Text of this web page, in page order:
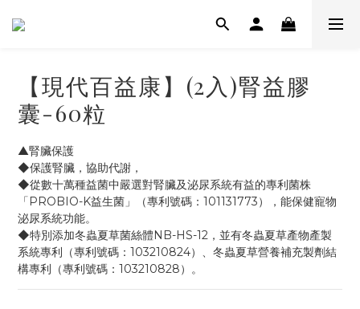
【現代百益康】(2入)腎益膠
囊-60粒
▲腎臟保護
◆保護腎臟，協助代謝，
◆從數十萬種益菌中嚴選對腎臟及泌尿系統有益的專利菌株
「PROBIO-K益生菌」（專利號碼：101131773），能保健寵物
泌尿系統功能。
◆特別添加冬蟲夏草菌絲體NB-HS-12，並有冬蟲夏草產物產製
系統專利（專利號碼：103210824）、冬蟲夏草營養補充製劑結
構專利（專利號碼：103210828）。